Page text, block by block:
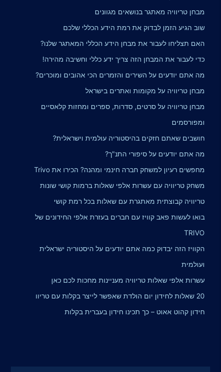
מבחן טריוויה מאתגר בנושאים מגוונים
שוב הגיע הזמן לבדוק את רמת הידע הכללי שלכם
האם תצליחו לעבור את מבחן הידע הכללי המאתגר שלנו?
כדי לעבור את המבחן הזה צריך ידע כללי וחשיבה מהירה!
מה אתם יודעים על השירים והזמרים הכי אהובים ומוכרים?
מבחן טריוויה על מקומות ואתרים בישראל
מבחן טריוויה על סרטים, סדרות, ספרים ומחזות קלאסיים
ומפורסמים
חושבים שאתם חזקים בהיסטוריה עולמית וישראלית?
מה אתם יודעים על סיפורי התנ"ך?
מחפשים רעיון למשחק חברה חינמי ומהנה? הכירו את Trivo
משחק טריוויה עם עשרות אלפי שאלות ברמות קושי שונות
טריוויה קבוצתית מאתגרת עם שאלות בכל רמת קושי
בואו לעשות פאב קוויז עם חברים בעזרת אלפי החידונים של
TRIVO
הקוויז הזה יבדוק כמה אתם יודעים על היסטוריה ישראלית
ועולמית
עשרות אלפי שאלות טריוויה מעניינות מחכות לכם כאן
20 שאלות לחידון יום הולדת שאפשר לייצר בקלות עם טריוו
חידון קהוט אאוט – כך תכינו חידון בעברית בקלות